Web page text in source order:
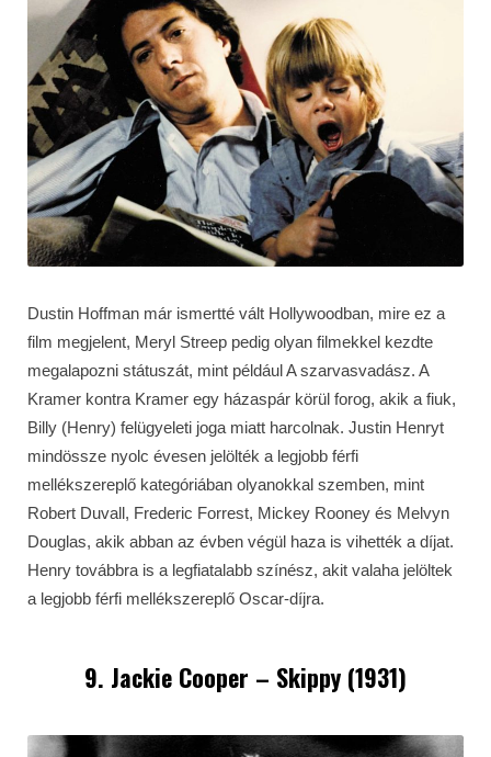
Dustin Hoffman már ismertté vált Hollywoodban, mire ez a
film megjelent, Meryl Streep pedig olyan filmekkel kezdte
megalapozni státuszát, mint például A szarvasvadász. A
Kramer kontra Kramer egy házaspár körül forog, akik a fiuk,
Billy (Henry) felügyeleti joga miatt harcolnak. Justin Henryt
mindössze nyolc évesen jelölték a legjobb férfi
mellékszereplő kategóriában olyanokkal szemben, mint
Robert Duvall, Frederic Forrest, Mickey Rooney és Melvyn
Douglas, akik abban az évben végül haza is vihették a díjat.
Henry továbbra is a legfiatalabb színész, akit valaha jelöltek
a legjobb férfi mellékszereplő Oscar-díjra.
9. Jackie Cooper – Skippy (1931)